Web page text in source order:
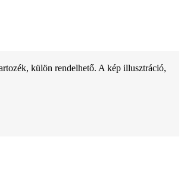
külön rendelhető. A kép illusztráció,